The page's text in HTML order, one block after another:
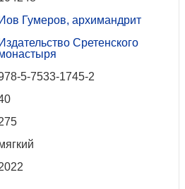
Иов Гумеров, архимандрит
Издательство Сретенского
5-7533-1745-2